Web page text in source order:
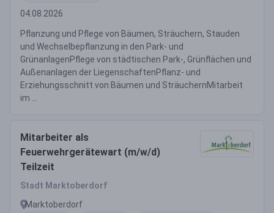
04.08.2026
Pflanzung und Pflege von Bäumen, Sträuchern, Stauden
und Wechselbepflanzung in den Park- und
GrünanlagenPflege von städtischen Park-, Grünflächen und
Außenanlagen der LiegenschaftenPflanz- und
Erziehungsschnitt von Bäumen und SträuchernMitarbeit
im ...
Mitarbeiter als
Feuerwehrgerätewart (m/w/d)
Teilzeit
Stadt Marktoberdorf
Marktoberdorf